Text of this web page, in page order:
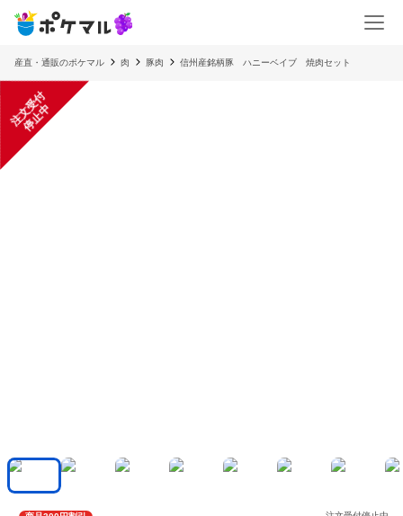
産直・通販のポケマル 肉 豚肉 信州産銘柄豚 ハニーベイブ 焼肉セット
注
文
受
付
停
止
中